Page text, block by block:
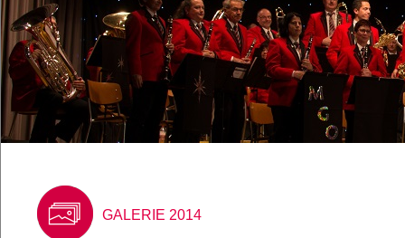
GALERIE 2014